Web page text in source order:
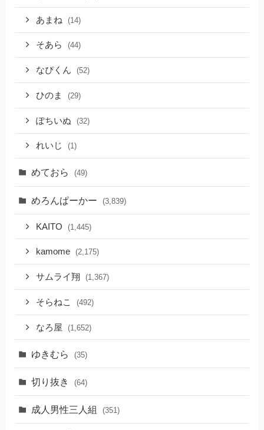
あまね (14)
そあら (44)
なぴくん (52)
ひのま (29)
ぽちいぬ (32)
れいじ (1)
めておら (49)
めろんぱーかー (3,839)
KAITO (1,445)
kamome (2,175)
サムライ翔 (1,367)
そらねこ (492)
なろ屋 (1,652)
ゆきむら (35)
切り抜き (64)
成人男性三人組 (351)